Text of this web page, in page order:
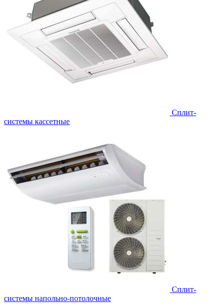
Сплит-
системы кассетные
Сплит-
системы напольно-потолочные